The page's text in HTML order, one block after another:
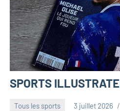
SPORTS
Tous les sports 3 juillet 2026